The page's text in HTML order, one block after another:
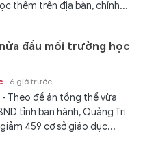
thêm trên địa bàn, chính...
đầu mối trường học
6 giờ trước
Theo đề án tổng thể vừa
tỉnh ban hành, Quảng Trị
459 cơ sở giáo dục...